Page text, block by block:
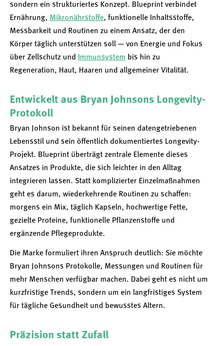
sondern ein strukturiertes Konzept. Blueprint verbindet
Ernährung, Mikronährstoffe, funktionelle Inhaltsstoffe,
Messbarkeit und Routinen zu einem Ansatz, der den
Körper täglich unterstützen soll — von Energie und Fokus
über Zellschutz und
Immunsystem bis hin zu
Regeneration, Haut, Haaren und allgemeiner Vitalität.
Entwickelt aus Bryan Johnsons Longevity-
Protokoll
Bryan Johnson ist bekannt für seinen datengetriebenen
Lebensstil und sein öffentlich dokumentiertes Longevity-
Projekt. Blueprint überträgt zentrale Elemente dieses
Ansatzes in Produkte, die sich leichter in den Alltag
integrieren lassen. Statt komplizierter Einzelmaßnahmen
geht es darum, wiederkehrende Routinen zu schaffen:
morgens ein Mix, täglich Kapseln, hochwertige Fette,
gezielte Proteine, funktionelle Pflanzenstoffe und
ergänzende Pflegeprodukte.
Die Marke formuliert ihren Anspruch deutlich: Sie möchte
Bryan Johnsons Protokolle, Messungen und Routinen für
mehr Menschen verfügbar machen. Dabei geht es nicht um
kurzfristige Trends, sondern um ein langfristiges System
für tägliche Gesundheit und bewusstes Altern.
Präzision statt Zufall